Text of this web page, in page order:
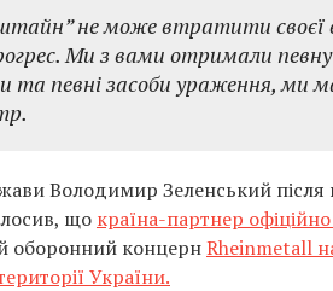
не може втратити своєї
Ми з вами отримали
та певні засоби ураження,
Володимир Зеленський після
що країна-партнер
оборонний концернRheinmetall
України.